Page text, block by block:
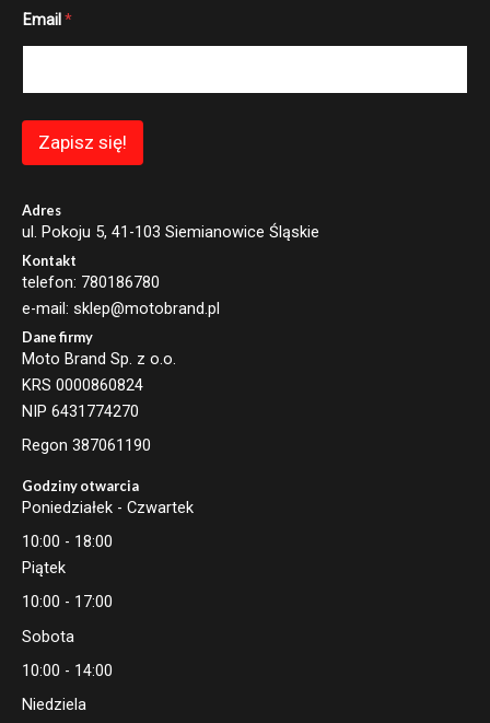
E
l
i
Email *
Zapisz się!
Adres
ul. Pokoju 5, 41-103 Siemianowice Śląskie
Kontakt
telefon: 780186780
e-mail: sklep@motobrand.pl
Dane firmy
Moto Brand Sp. z o.o.
KRS 0000860824
NIP 6431774270
Regon 387061190
Godziny otwarcia
Poniedziałek - Czwartek
10:00 - 18:00
Piątek
10:00 - 17:00
Sobota
10:00 - 14:00
Niedziela